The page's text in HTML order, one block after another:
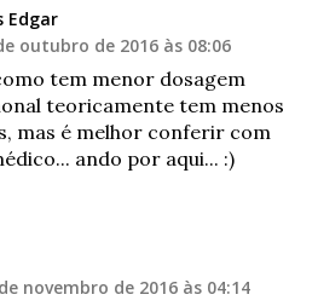
Edgar
outubro de 2016 às 08:06
tem menor dosagem
teoricamente tem menos
mas é melhor conferir com
ando por aqui... :)
novembro de 2016 às 04:14